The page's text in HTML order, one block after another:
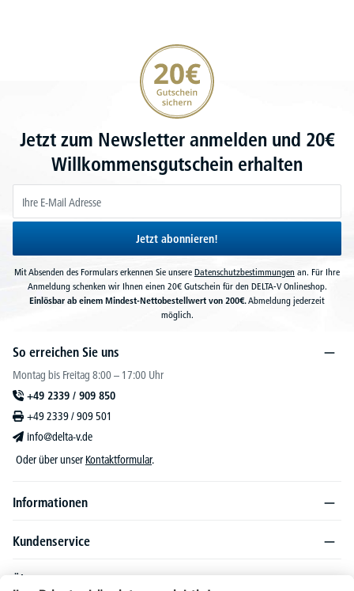
20€ Gutschein sichern
Jetzt zum Newsletter anmelden und 20€
Willkommensgutschein erhalten
Jetzt abonnieren!
Mit Absenden des Formulars erkennen Sie unsere Datenschutzbestimmungen an. Für Ihre
Anmeldung schenken wir Ihnen einen 20€ Gutschein für den DELTA-V Onlineshop.
Einlösbar ab einem Mindest-Nettobestellwert von 200€.Abmeldung jederzeit
möglich.
So erreichen Sie uns
Montag bis Freitag 8:00 – 17:00 Uhr
+49 2339 / 909 850
+49 2339 / 909 501
info@delta-v.de
Oder über unser Kontaktformular.
Informationen
Kundenservice
Über DELTA-V